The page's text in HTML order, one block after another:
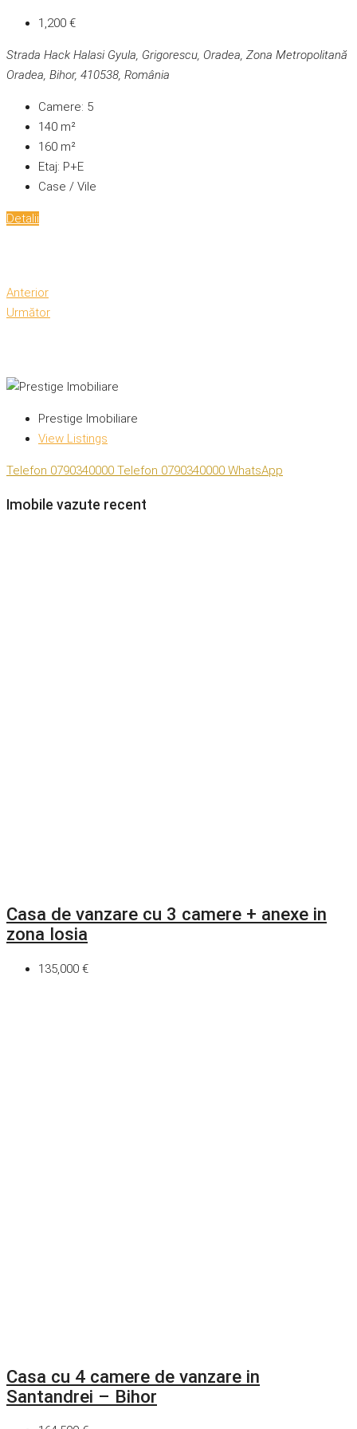
1,200 €
Strada Hack Halasi Gyula, Grigorescu, Oradea, Zona Metropolitană
Oradea, Bihor, 410538, România
Camere: 5
140 m²
160 m²
Etaj: P+E
Case / Vile
Detalii
Anterior
Următor
Prestige Imobiliare
View Listings
Telefon 0790340000 Telefon 0790340000 WhatsApp
Imobile vazute recent
Casa de vanzare cu 3 camere + anexe in
zona Iosia
135,000 €
Casa cu 4 camere de vanzare in
Santandrei – Bihor